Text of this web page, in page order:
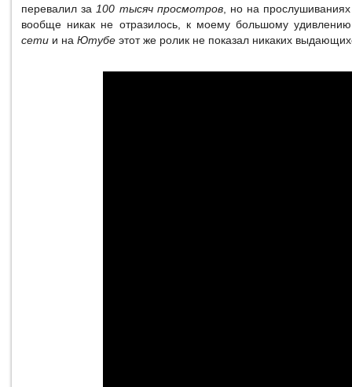
перевалил за 100 тысяч просмотров, но на
вообще никак не отразилось, к моему большому
сети и на Ютубе этот же ролик не показал никаких